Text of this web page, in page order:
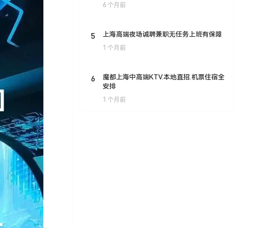
6 个月前
5 上海高端夜场诚聘兼职无任务上班有保障
1 个月前
6
魔都上海中高端KTV.本地直招.机票住宿全
安排
1 个月前